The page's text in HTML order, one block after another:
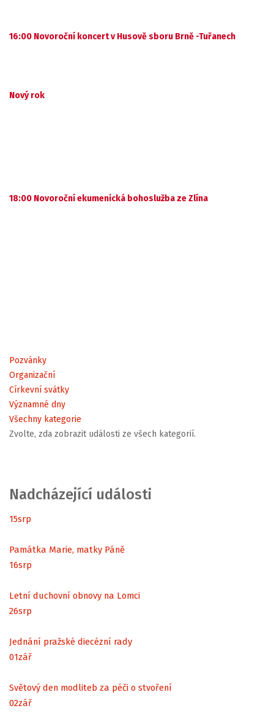
16:00 Novoroční koncert v Husově sboru Brně -Tuřanech
Nový rok
18:00 Novoroční ekumenická bohoslužba ze Zlína
Pozvánky
Organizační
Církevní svátky
Významné dny
Všechny kategorie
Zvolte, zda zobrazit události ze všech kategorií.
Nadcházející události
15srp
Památka Marie, matky Páně
16srp
Letní duchovní obnovy na Lomci
26srp
Jednání pražské diecézní rady
01zář
Světový den modliteb za péči o stvoření
02zář